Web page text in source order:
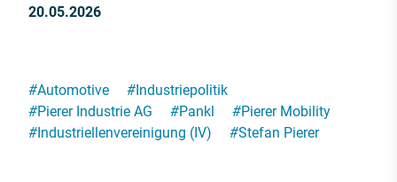
20.05.2026
#Automotive #Industriepolitik
#Pierer Industrie AG #Pankl #Pierer Mobility
#Industriellenvereinigung (IV) #Stefan Pierer